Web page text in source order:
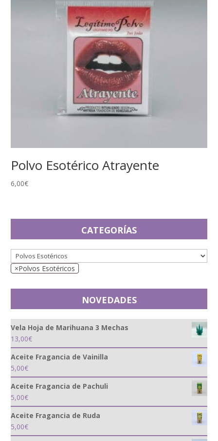
Polvo Esotérico Atrayente
6,00€
CATEGORÍAS
×Polvos Esotéricos
NOVEDADES
Vela Hoja de Marihuana 3 Mechas
13,00€
Aceite Fragancia de Vainilla
5,00€
Aceite Fragancia de Pachuli
5,00€
Aceite Fragancia de Ruda
5,00€